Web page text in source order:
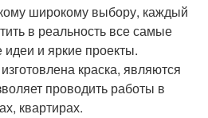
широкому выбору, каждый
в реальность все самые
и яркие проекты.
краска, являются
проводить работы в
квартирах.